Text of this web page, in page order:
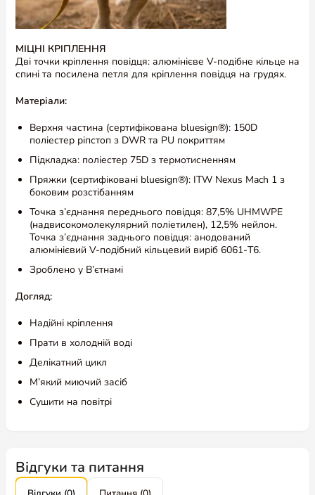
МІЦНІ КРІПЛЕННЯ
Дві точки кріплення повідця: алюмінієве V-подібне кільце на
спині та посилена петля для кріплення повідця на грудях.
Матеріали:
Верхня частина (сертифікована bluesign®): 150D
поліестер ріпстоп з DWR та PU покриттям
Підкладка: поліестер 75D з термотисненням
Пряжки (сертифіковані bluesign®): ITW Nexus Mach 1 з
боковим розстібанням
Точка з’єднання переднього повідця: 87,5% UHMWPE
(надвисокомолекулярний поліетилен), 12,5% нейлон.
Точка з’єднання заднього повідця: анодований
алюмінієвий V-подібний кільцевий виріб 6061-T6.
Зроблено у В’єтнамі
Догляд:
Надійні кріплення
Прати в холодній воді
Делікатний цикл
М’який миючий засіб
Сушити на повітрі
Ти з нами в Instagram?